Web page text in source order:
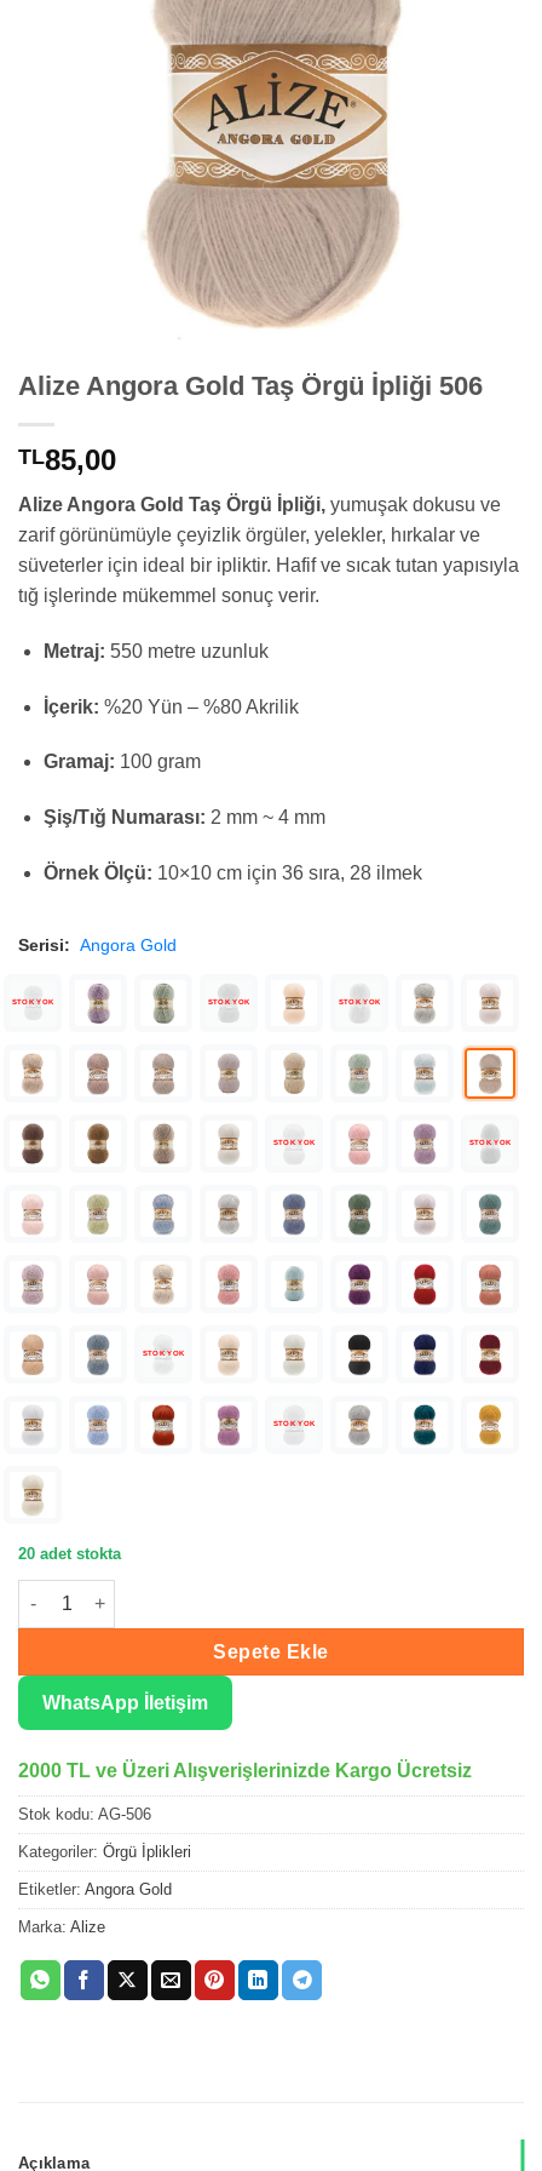
Alize Angora Gold Taş Örgü İpliği 506
TL85,00
Alize Angora Gold Taş Örgü İpliği, yumuşak dokusu ve
zarif görünümüyle çeyizlik örgüler, yelekler, hırkalar ve
süveterler için ideal bir ipliktir. Hafif ve sıcak tutan yapısıyla
tığ işlerinde mükemmel sonuç verir.
Metraj: 550 metre uzunluk
İçerik: %20 Yün – %80 Akrilik
Gramaj: 100 gram
Şiş/Tığ Numarası: 2 mm ~ 4 mm
Örnek Ölçü: 10×10 cm için 36 sıra, 28 ilmek
Serisi: Angora Gold
STOK YOK STOK YOK STOK YOK
STOK YOK STOK YOK
STOK YOK
STOK YOK
20 adet stokta
Alize Angora Gold Taş Örgü İpliği 506 adet
Sepete Ekle
WhatsApp İletişim
2000 TL ve Üzeri Alışverişlerinizde Kargo Ücretsiz
Stok kodu: AG-506
Kategoriler: Örgü İplikleri
Etiketler: Angora Gold
Marka: Alize
Açıklama